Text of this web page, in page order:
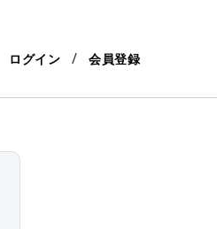
ログイン 会員登録